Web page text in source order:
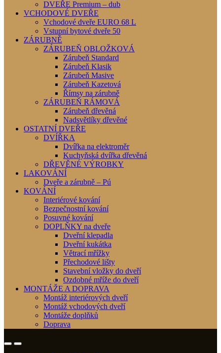
DVEŘE Premium – dub
VCHODOVÉ DVEŘE
Vchodové dveře EURO 68 L
Vstupní bytové dveře 50
ZÁRUBNĚ
ZÁRUBEŇ OBLOŽKOVÁ
Zárubeň Standard
Zárubeň Klasik
Zárubeň Masive
Zárubeň Kazetová
Římsy na zárubně
ZÁRUBEŇ RÁMOVÁ
Zárubeň dřevěná
Nadsvětlíky dřevěné
OSTATNÍ DVEŘE
DVÍŘKA
Dvířka na elektroměr
Kuchyňská dvířka dřevěná
DŘEVĚNÉ VÝROBKY
LAKOVÁNÍ
Dveře a zárubně – Pú
KOVÁNÍ
Interiérové kování
Bezpečnostní kování
Posuvné kování
DOPLŇKY na dveře
Dveřní klepadla
Dveřní kukátka
Větrací mřížky
Přechodové lišty
Stavební vložky do dveří
Ozdobné mříže do dveří
MONTÁŽE A DOPRAVA
Montáž interiérových dveří
Montáž vchodových dveří
Montáže doplňků
Doprava